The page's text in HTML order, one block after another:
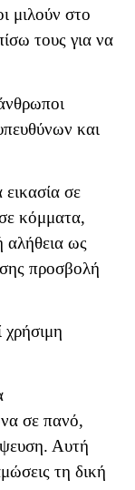
μιλούν στο
τους για να
και
εικασία σε
κόμματα,
αλήθεια ως
προσβολή
χρήσιμη
σε πανό,
Αυτή
τη δική